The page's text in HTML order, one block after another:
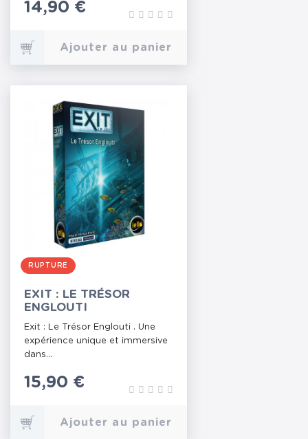
Prix
14,90 €
Ajouter au panier
RUPTURE
EXIT : LE TRÉSOR
ENGLOUTI
Exit : Le Trésor Englouti . Une
expérience unique et immersive
dans...
Prix
15,90 €
Ajouter au panier